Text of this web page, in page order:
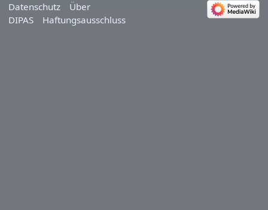
Datenschutz
Über
DIPAS
Haftungsausschluss